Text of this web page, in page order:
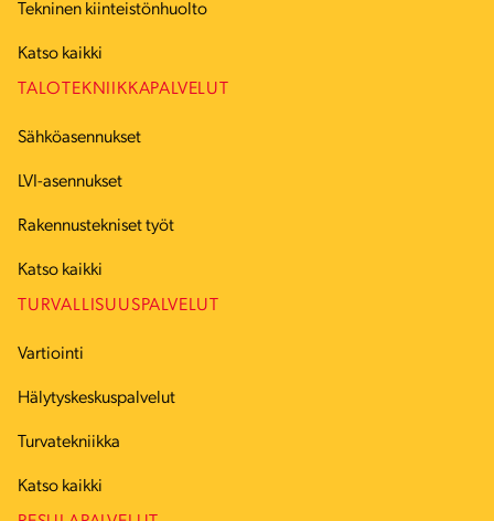
Tekninen kiinteistönhuolto
Katso kaikki
TALOTEKNIIKKAPALVELUT
Sähköasennukset
LVI-asennukset
Rakennustekniset työt
Katso kaikki
TURVALLISUUSPALVELUT
Vartiointi
Hälytyskeskuspalvelut
Turvatekniikka
Katso kaikki